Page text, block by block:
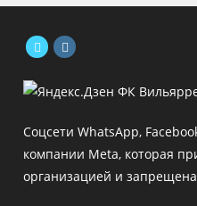
в
вкладке
в
вкладке
Соцсети WhatsApp,
компании Meta, которая
организацией и